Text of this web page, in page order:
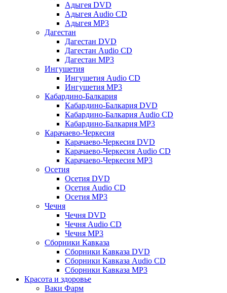
Адыгея DVD
Адыгея Audio CD
Адыгея MP3
Дагестан
Дагестан DVD
Дагестан Audio CD
Дагестан MP3
Ингушетия
Ингушетия Audio CD
Ингушетия MP3
Кабардино-Балкария
Кабардино-Балкария DVD
Кабардино-Балкария Audio CD
Кабардино-Балкария MP3
Карачаево-Черкесия
Карачаево-Черкесия DVD
Карачаево-Черкесия Audio CD
Карачаево-Черкесия MP3
Осетия
Осетия DVD
Осетия Audio CD
Осетия MP3
Чечня
Чечня DVD
Чечня Audio CD
Чечня MP3
Сборники Кавказа
Сборники Кавказа DVD
Сборники Кавказа Audio CD
Сборники Кавказа MP3
Красота и здоровье
Ваки Фарм